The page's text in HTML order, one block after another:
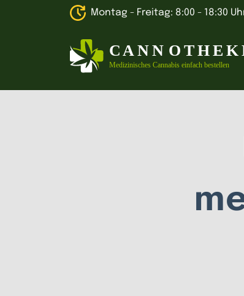
Montag - Freitag: 8:00 - 18:30